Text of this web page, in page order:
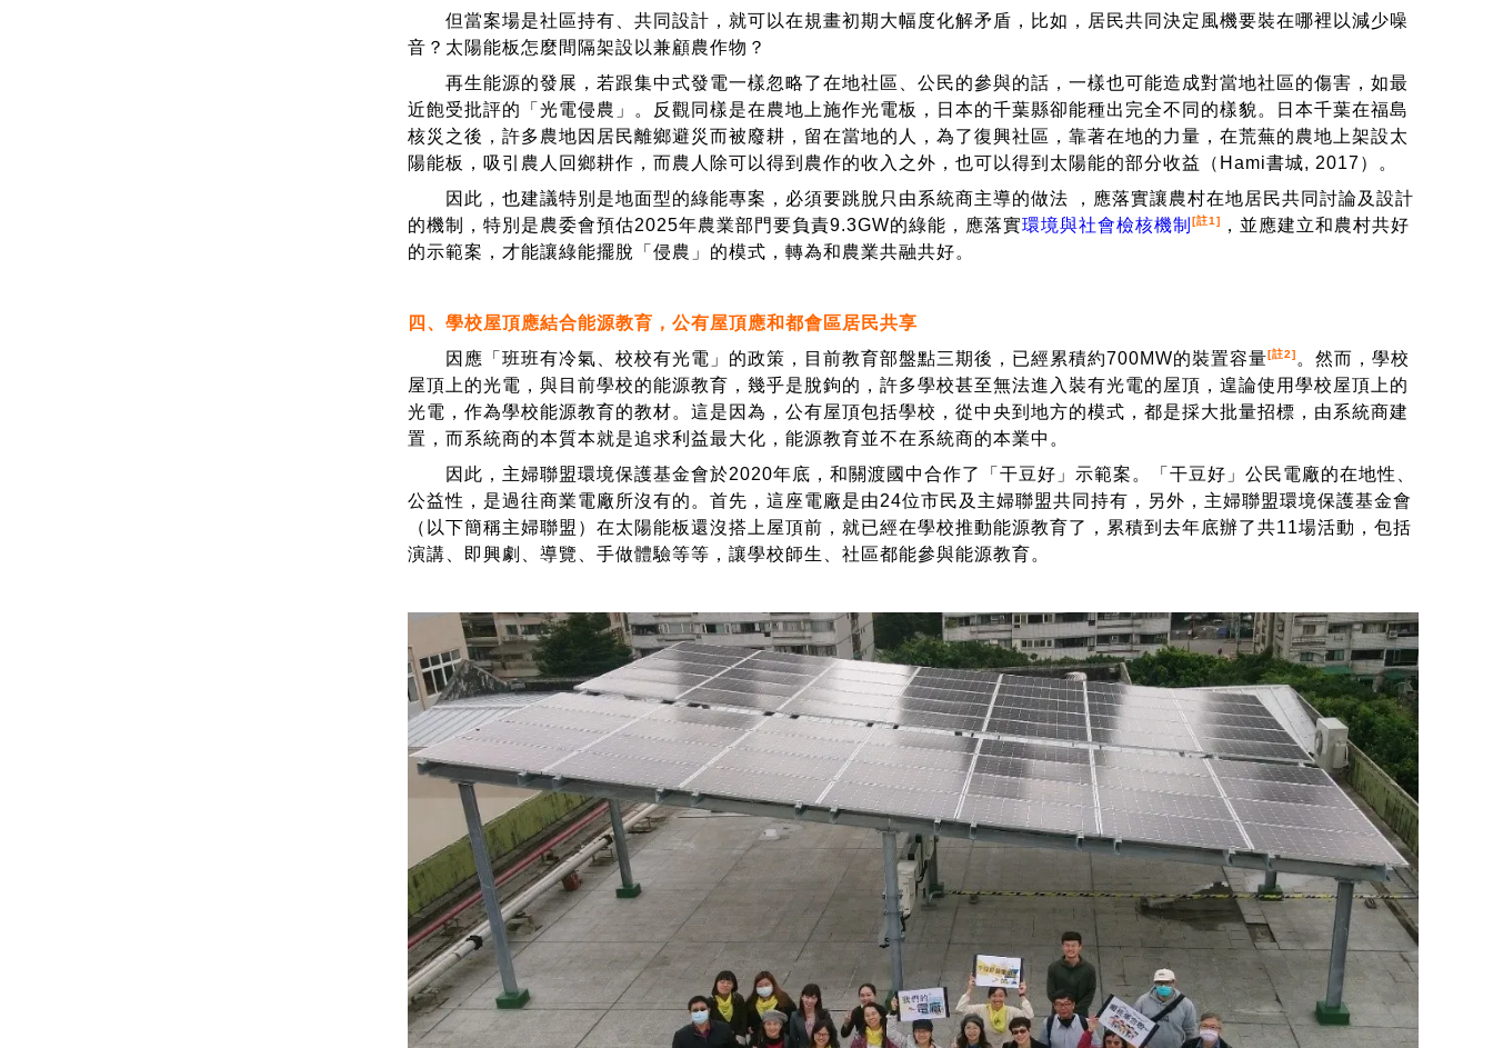
但當案場是社區持有、共同設計，就可以在規畫初期大幅度化解矛盾，比如，居民共同決定風機要裝在哪裡以減少噪
音？太陽能板怎麼間隔架設以兼顧農作物？
再生能源的發展，若跟集中式發電一樣忽略了在地社區、公民的參與的話，一樣也可能造成對當地社區的傷害，如最
近飽受批評的「光電侵農」。反觀同樣是在農地上施作光電板，日本的千葉縣卻能種出完全不同的樣貌。日本千葉在福島
核災之後，許多農地因居民離鄉避災而被廢耕，留在當地的人，為了復興社區，靠著在地的力量，在荒蕪的農地上架設太
陽能板，吸引農人回鄉耕作，而農人除可以得到農作的收入之外，也可以得到太陽能的部分收益（Hami書城, 2017）。
因此，也建議特別是地面型的綠能專案，必須要跳脫只由系統商主導的做法
，應落實讓農村在地居民共同討論及設計
的機制，特別是農委會預估2025年農業部門要負責9.3GW的綠能，應落實環境與社會檢核機制[註1]
，並應建立和農村共好
的示範案，才能讓綠能擺脫「侵農」的模式，轉為和農業共融共好。
四、學校屋頂應結合能源教育，公有屋頂應和都會區居民共享
因應「班班有冷氣、校校有光電」的政策，目前教育部盤點三期後，已經累積約700MW的裝置容量[註2] 。然而，學校
屋頂上的光電，與目前學校的能源教育，幾乎是脫鉤的，許多學校甚至無法進入裝有光電的屋頂，遑論使用學校屋頂上的
光電，作為學校能源教育的教材。這是因為，公有屋頂包括學校，從中央到地方的模式，都是採大批量招標，由系統商建
置，而系統商的本質本就是追求利益最大化，能源教育並不在系統商的本業中。
因此，主婦聯盟環境保護基金會於2020年底，和關渡國中合作了「干豆好」示範案。「干豆好」公民電廠的在地性、
公益性，是過往商業電廠所沒有的。首先，這座電廠是由24位市民及主婦聯盟共同持有，另外，主婦聯盟環境保護基金會
（以下簡稱主婦聯盟）在太陽能板還沒搭上屋頂前，就已經在學校推動能源教育了，累積到去年底辦了共11場活動，包括
演講、即興劇、導覽、手做體驗等等，讓學校師生、社區都能參與能源教育。